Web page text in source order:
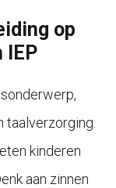
op
IEP
taalverzorging.
kinderen
aan zinnen